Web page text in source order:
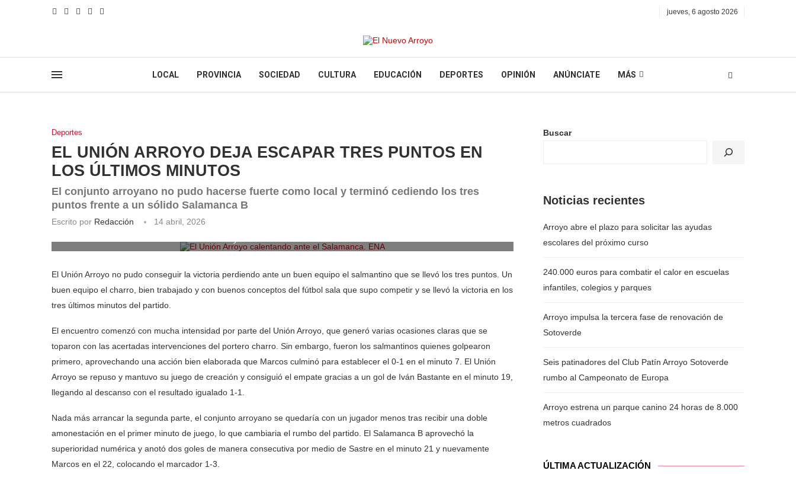
jueves, 6 agosto 2026
LOCAL PROVINCIA SOCIEDAD CULTURA EDUCACIÓN DEPORTES OPINIÓN ANÚNCIATE MÁS
Deportes
EL UNIÓN ARROYO DEJA ESCAPAR TRES PUNTOS EN
LOS ÚLTIMOS MINUTOS
El conjunto arroyano no pudo hacerse fuerte como local y terminó cediendo los tres
puntos frente a un sólido Salamanca B
Escrito por Redacción
14 abril, 2026
El Unión Arroyo no pudo conseguir la victoria perdiendo ante un buen equipo el salmantino que se llevó los tres puntos. Un
buen equipo el charro, bien trabajado y con buenos conceptos del fútbol sala que supo competir y se llevó la victoria en los
tres últimos minutos del partido.
El encuentro comenzó con mucha intensidad por parte del Unión Arroyo, que generó varias ocasiones claras que se
toparon con las acertadas intervenciones del portero charro. Sin embargo, fueron los salmantinos quienes golpearon
primero, aprovechando una acción bien elaborada que Marcos culminó para establecer el 0-1 en el minuto 7. El Unión
Arroyo se repuso y mantuvo su juego de creación y consiguió el empate gracias a un gol de Iván Bastante en el minuto 19,
llegando al descanso con el resultado igualado 1-1.
Nada más arrancar la segunda parte, el conjunto arroyano se quedaría con un jugador menos tras recibir una doble
amonestación en el primer minuto de juego, lo que cambiaria el rumbo del partido. El Salamanca B aprovechó la
superioridad numérica y anotó dos goles de manera consecutiva por medio de Sastre en el minuto 21 y nuevamente
Marcos en el 22, colocando el marcador 1-3.
Buscar
Noticias recientes
Arroyo abre el plazo para solicitar las ayudas
escolares del próximo curso
240.000 euros para combatir el calor en escuelas
infantiles, colegios y parques
Arroyo impulsa la tercera fase de renovación de
Sotoverde
Seis patinadores del Club Patín Arroyo Sotoverde
rumbo al Campeonato de Europa
Arroyo estrena un parque canino 24 horas de 8.000
metros cuadrados
ÚLTIMA ACTUALIZACIÓN